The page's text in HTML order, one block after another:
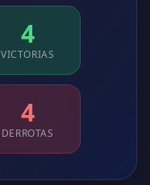
4
VICTORIAS
4
DERROTAS